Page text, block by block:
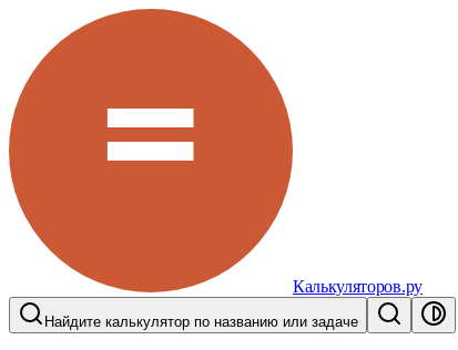
Калькуляторов.ру
Найдите калькулятор по названию или задаче